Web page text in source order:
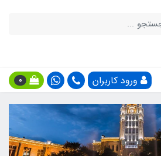
ورود کاربران 0